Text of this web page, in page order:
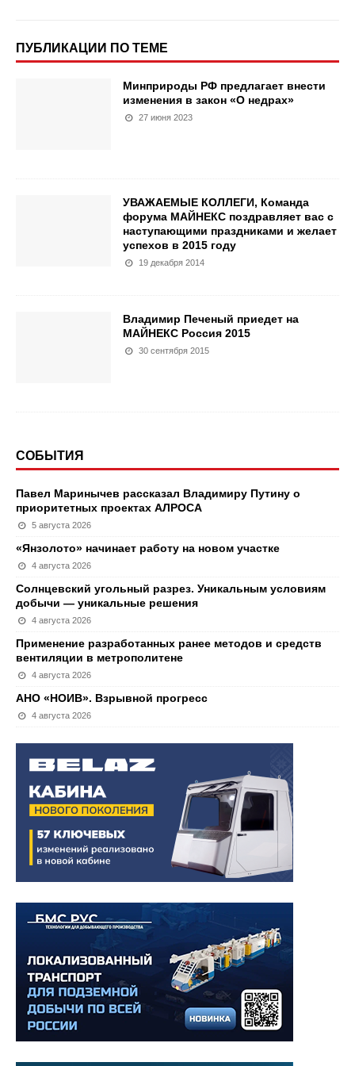
ПУБЛИКАЦИИ ПО ТЕМЕ
Минприроды РФ предлагает внести
изменения в закон «О недрах»
27 июня 2023
УВАЖАЕМЫЕ КОЛЛЕГИ, Команда
форума МАЙНЕКС поздравляет вас с
наступающими праздниками и желает
успехов в 2015 году
19 декабря 2014
Владимир Печеный приедет на
МАЙНЕКС Россия 2015
30 сентября 2015
СОБЫТИЯ
Павел Маринычев рассказал Владимиру Путину о
приоритетных проектах АЛРОСА
5 августа 2026
«Янзолото» начинает работу на новом участке
4 августа 2026
Солнцевский угольный разрез. Уникальным условиям
добычи — уникальные решения
4 августа 2026
Применение разработанных ранее методов и средств
вентиляции в метрополитене
4 августа 2026
АНО «НОИВ». Взрывной прогресс
4 августа 2026